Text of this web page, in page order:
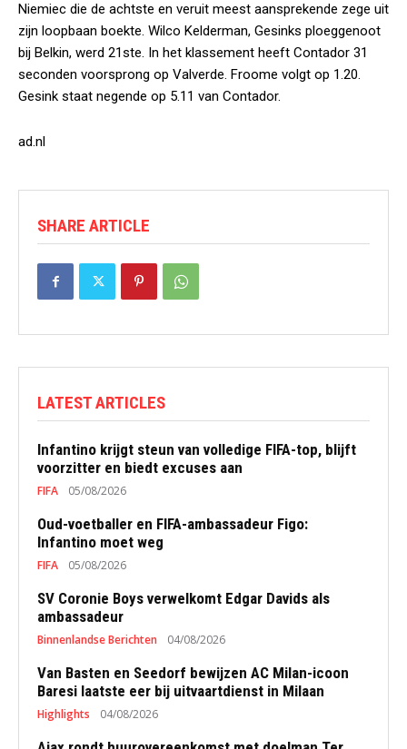
Niemiec die de achtste en veruit meest aansprekende zege uit
zijn loopbaan boekte. Wilco Kelderman, Gesinks ploeggenoot
bij Belkin, werd 21ste. In het klassement heeft Contador 31
seconden voorsprong op Valverde. Froome volgt op 1.20.
Gesink staat negende op 5.11 van Contador.
ad.nl
SHARE ARTICLE
LATEST ARTICLES
Infantino krijgt steun van volledige FIFA-top, blijft
voorzitter en biedt excuses aan
FIFA 05/08/2026
Oud-voetballer en FIFA-ambassadeur Figo:
Infantino moet weg
FIFA 05/08/2026
SV Coronie Boys verwelkomt Edgar Davids als
ambassadeur
Binnenlandse Berichten 04/08/2026
Van Basten en Seedorf bewijzen AC Milan-icoon
Baresi laatste eer bij uitvaartdienst in Milaan
Highlights 04/08/2026